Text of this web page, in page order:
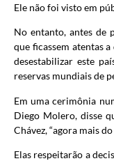
Ele não foi visto em
No entanto, antes de
que ficassem atentas
desestabilizar este
reservas mundiais de
Em uma cerimônia
Diego Molero, disse
Chávez, “agora mais do
Elas respeitarão a